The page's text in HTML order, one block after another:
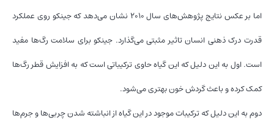
اما بر عکس نتایج پژوهش‌های سال ۲۰۱۰ نشان می‌دهد که جینکو روی عملکرد
قدرت درک ذهنی انسان تاثیر مثبتی می‌گذارد. جینکو برای سلامت رگ‌ها مفید
است. اول به این دلیل که این گیاه حاوی ترکیباتی است که به افزایش قطر رگ‌ها
کمک کرده و باعث گردش خون بهتری می‌شود.
دوم به این دلیل که ترکیبات موجود در این گیاه از انباشته شدن چربی‌ها و جرم‌ها